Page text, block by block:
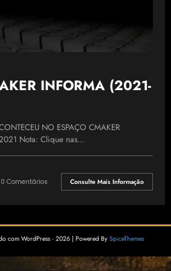
INFORMA (2021-
NO ESPAÇO CMAKER
Nota: Clique nas…
0 Comentários Consulte Mais Informação
com WordPress · 2026 | Powered By SpiceThemes